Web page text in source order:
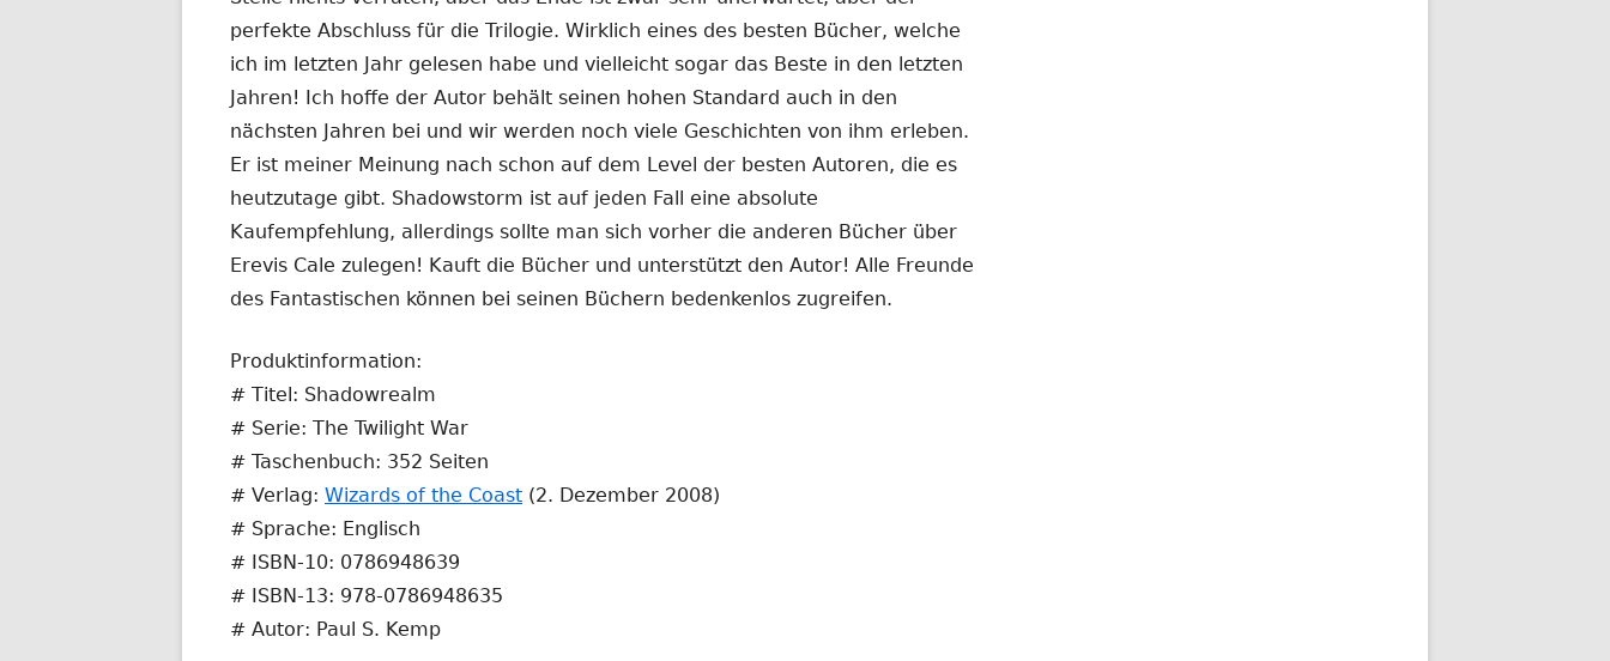
perfekte Abschluss für die Trilogie. Wirklich eines des besten Bücher, welche
ich im letzten Jahr gelesen habe und vielleicht sogar das Beste in den letzten
Jahren! Ich hoffe der Autor behält seinen hohen Standard auch in den
nächsten Jahren bei und wir werden noch viele Geschichten von ihm erleben.
Er ist meiner Meinung nach schon auf dem Level der besten Autoren, die es
heutzutage gibt. Shadowstorm ist auf jeden Fall eine absolute
Kaufempfehlung, allerdings sollte man sich vorher die anderen Bücher über
Erevis Cale zulegen! Kauft die Bücher und unterstützt den Autor! Alle Freunde
des Fantastischen können bei seinen Büchern bedenkenlos zugreifen.
Produktinformation:
# Titel: Shadowrealm
# Serie: The Twilight War
# Taschenbuch: 352 Seiten
# Verlag: Wizards of the Coast (2. Dezember 2008)
# Sprache: Englisch
# ISBN-10: 0786948639
# ISBN-13: 978-0786948635
# Autor: Paul S. Kemp